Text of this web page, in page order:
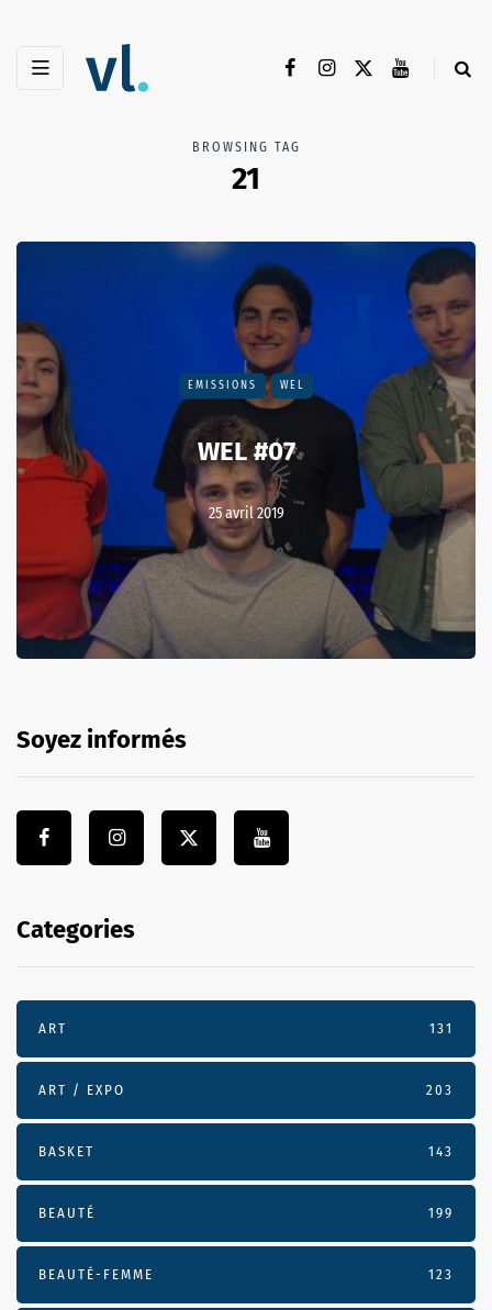
BROWSING TAG
21
EMISSIONS WEL
WEL #07
25 avril 2019
Soyez informés
Categories
ART 131
ART / EXPO 203
BASKET 143
BEAUTÉ 199
BEAUTÉ-FEMME 123